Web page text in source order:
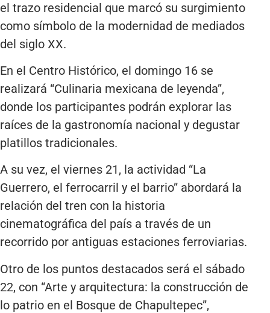
el trazo residencial que marcó su surgimiento
como símbolo de la modernidad de mediados
del siglo XX.
En el Centro Histórico, el domingo 16 se
realizará “Culinaria mexicana de leyenda”,
donde los participantes podrán explorar las
raíces de la gastronomía nacional y degustar
platillos tradicionales.
A su vez, el viernes 21, la actividad “La
Guerrero, el ferrocarril y el barrio” abordará la
relación del tren con la historia
cinematográfica del país a través de un
recorrido por antiguas estaciones ferroviarias.
Otro de los puntos destacados será el sábado
22, con “Arte y arquitectura: la construcción de
lo patrio en el Bosque de Chapultepec”,